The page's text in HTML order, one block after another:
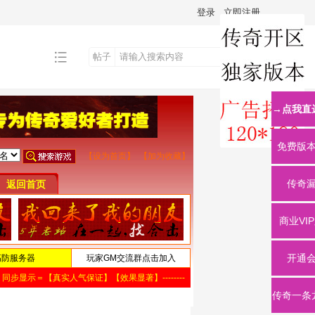
登录 立即注册
帖子
搜
索
→点我直
免费版
传奇
商业
开通
传奇一条